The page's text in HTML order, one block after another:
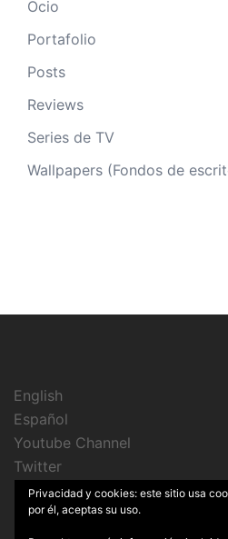
Ocio
Portafolio
Posts
Reviews
Series de TV
Wallpapers (Fondos de
English
Español
Youtube Channel
Twitter
Instagram
Privacidad y cookies: este sitio usa
por él, aceptas su uso.